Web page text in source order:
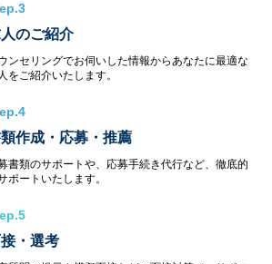
のご紹介
ンセリングでお伺いした情報からあなたに最適な
をご紹介いたします。
作成・応募・推薦
書類のサポートや、応募手続き代行など、徹底的
ポートいたします。
・選考